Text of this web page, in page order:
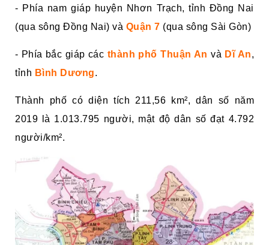
- Phía nam giáp huyện Nhơn Trạch, tỉnh Đồng Nai
(qua sông Đồng Nai) và Quận 7 (qua sông Sài Gòn)
- Phía bắc giáp các thành phố Thuận An và Dĩ An,
tỉnh Bình Dương.
Thành phố có diện tích 211,56 km², dân số năm
2019 là 1.013.795 người, mật độ dân số đạt 4.792
người/km².